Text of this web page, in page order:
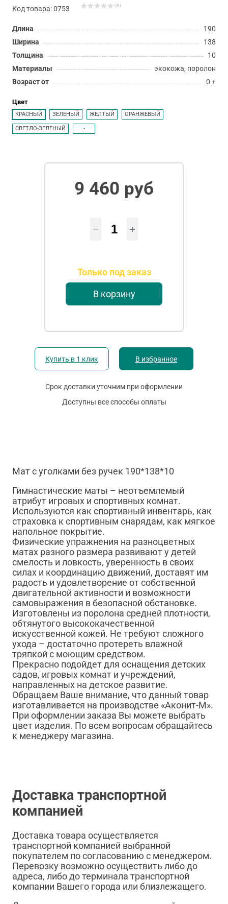
Код товара: 0753 ( 0 )
Длина
190
Ширина
138
Толщина
10
Материалы
экокожа, поролон
Возраст от
0 +
Цвет
КРАСНЫЙ ЗЕЛЕНЫЙ ЖЕЛТЫЙ ОРАНЖЕВЫЙ
СВЕТЛО-ЗЕЛЕНЫЙ -
9 460 руб
Только под заказ
В корзину
Купить в 1 клик В избранное
Срок доставки уточним при оформлении
Доступны все способы оплаты
Мат с уголками без ручек 190*138*10
Гимнастические маты – неотъемлемый
атрибут игровых и спортивных комнат.
Используются как спортивный инвентарь, как
страховка к спортивным снарядам, как мягкое
напольное покрытие.
Физические упражнения на разноцветных
матах разного размера развивают у детей
смелость и ловкость, уверенность в своих
силах и координацию движений, доставят им
радость и удовлетворение от собственной
двигательной активности и возможности
самовыражения в безопасной обстановке.
Изготовлены из поролона средней плотности,
обтянутого высококачественной
искусственной кожей. Не требуют сложного
ухода – достаточно протереть влажной
тряпкой с моющим средством.
Прекрасно подойдет для оснащения детских
садов, игровых комнат и учреждений,
направленных на детское развитие.
Обращаем Ваше внимание, что данный товар
изготавливается на производстве «Аконит-М».
При оформлении заказа Вы можете выбрать
цвет изделия. По всем вопросам обращайтесь
к менеджеру магазина.
Доставка транспортной
компанией
Доставка товара осуществляется
транспортной компанией выбранной
покупателем по согласованию с менеджером.
Перевозку возможно осуществить либо до
адреса, либо до терминала транспортной
компании Вашего города или близлежащего.